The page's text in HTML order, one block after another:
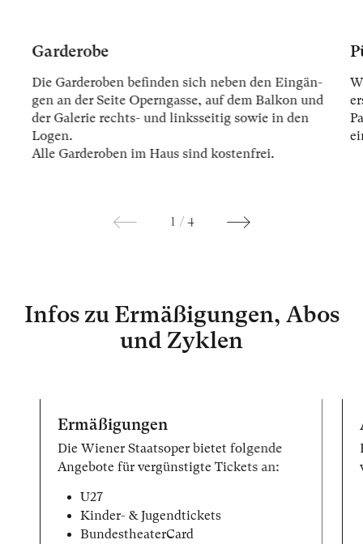
Garderobe
Die Gar­der­oben be­fin­den sich ne­ben den Ein­gän­
gen an der Sei­te Opern­gas­se, auf dem Bal­kon und
der Ga­le­rie rechts- und links­sei­tig so­wie in den
Lo­gen.
Alle Gar­der­oben im Haus sind kos­ten­frei.
1 / 4
Infos zu Ermäßigungen, Abos
und Zyklen
Ermäßigungen
Die Wiener Staatsoper bietet folgende
Angebote für vergünstigte Tickets an:
U27
Kinder- & Jugendtickets
BundestheaterCard